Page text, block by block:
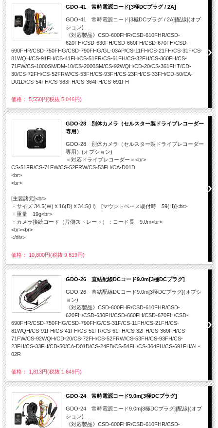
GDO-41 常時電源コード[3極DCプラグ / 2A]
GDO-41 常時電源コード[3極DCプラグ / 2A][配線](オプ
ション)
《対応製品》CSD-600FHR/CSD-610FHR/CSD-
620FH/CSD-630FH/CSD-660FH/CSD-670FH/CSD-
690FHR/CSD-750FHG/CSD-790FHG/GL-03AP/CS-11FH/CS-21FH/CS-31F/CS-
81WQH/CS-91FH/CS-41FH/CS-51FR/CS-61FH/CS-32FH/CS-360FH/CS-
71FW/CS-1000SM/DM-10/CS-2000SM/CS-92WQH/CD-20/CS-361FHT/CD-
30/CS-72FH/CS-52FRW/CS-53FH/CS-93FH/CS-23FH/CS-33FH/CD-50/CA-
D01D/CS-54FH/CS-363FH/CS-364FH/CS-691FH
価格： 5,550円(税抜 5,046円)
GDO-28 別体カメラ（セルスター製ドライブレコーダー
専用）
GDO-28 別体カメラ（セルスター製ドライブレコーダー
専用）(オプション)
＜対応ドライブレコーダー＞<br>
CS-51FR/CS-71FW/CS-52FRW/CS-53FH/CA-D01D
<br>
<br>
[主要諸元]<br>
・サイズ 34.5(Ｗ)Ｘ16(D)Ｘ34.5(H) [マウントベース取付時 59(H)]<br>
・重量 19g<br>
・カメラ接続コード（片側ストレート）：コード長 9.0m<br>
<br><br>
</div>
価格： 10,800円(税抜 9,819円)
GDO-26 直結配線DCコード9.0m[3極DCプラグ]
GDO-26 直結配線DCコード9.0m[3極DCプラグ](オプシ
ョン)
《対応製品》CSD-600FHR/CSD-610FHR/CSD-
620FH/CSD-630FH/CSD-660FH/CSD-670FH/CSD-
690FHR/CSD-750FHG/CSD-790FHG/CS-31F/CS-11FH/CS-21FH/CS-
81WQH/CS-91FH/CS-41FH/CS-51FR/CS-61FH/CS-32FH/CS-360FH/CS-
71FW/CS-92WQH/CD-20/CS-72FH/CS-52FRW/CS-53FH/CS-93FH/CS-
23FH/CS-33FH/CD-50/CA-D01D/CS-24FB/CS-54FH/CS-364FH/CS-691FH/AL-
02R
価格： 1,813円(税抜 1,649円)
GDO-24 常時電源コード9.0m[3極DCプラグ]
GDO-24 常時電源コード9.0m[3極DCプラグ][配線](オプ
ション)
《対応製品》CSD-600FHR/CSD-610FHR/CSD-